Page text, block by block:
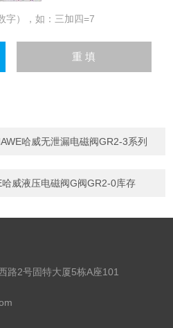
字），如：三加四=7
哈威无泄漏电磁阀GR2-3系列
威液压电磁阀G阀GR2-0库存
路2号固特大厦5栋A座101